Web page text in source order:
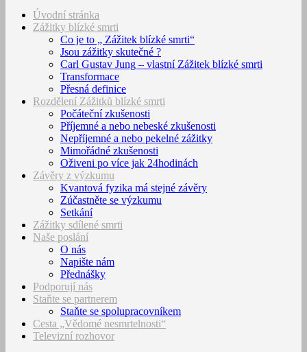
Úvodní stránka
Zážitky blízké smrti
Co je to „ Zážitek blízké smrti“
Jsou zážitky skutečné ?
Carl Gustav Jung – vlastní Zážitek blízké smrti
Transformace
Přesná definice
Rozdělení Zážitků blízké smrti
Počáteční zkušenosti
Příjemné a nebo nebeské zkušenosti
Nepříjemné a nebo pekelné zážitky
Mimořádné zkušenosti
Oživeni po více jak 24hodinách
Závěry z výzkumu
Kvantová fyzika má stejné závěry
Zúčastněte se výzkumu
Setkání
Zážitky sdílené smrti
Naše poslání
O nás
Napište nám
Přednášky
Podporují nás
Staňte se partnerem
Staňte se spolupracovníkem
Cesta „Vědomé nesmrtelnosti“
Televizní rozhovor